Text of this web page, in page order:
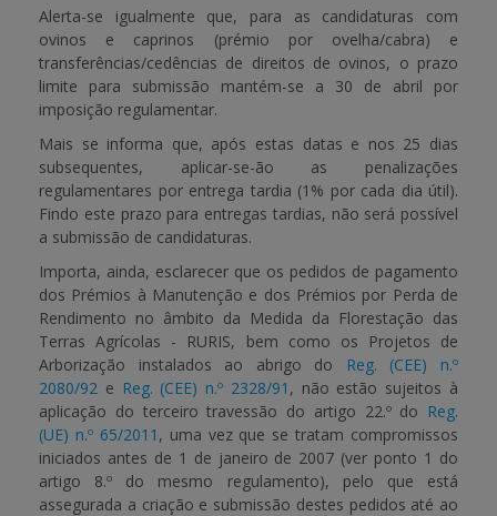
Entrar / Registar
Alerta-se igualmente que, para as candidaturas com
ovinos e caprinos (prémio por ovelha/cabra) e
transferências/cedências de direitos de ovinos, o prazo
limite para submissão mantém-se a 30 de abril por
imposição regulamentar.
Mais se informa que, após estas datas e nos 25 dias
subsequentes, aplicar-se-ão as penalizações
regulamentares por entrega tardia (1% por cada dia útil).
Findo este prazo para entregas tardias, não será possível
a submissão de candidaturas.
Importa, ainda, esclarecer que os pedidos de pagamento
dos Prémios à Manutenção e dos Prémios por Perda de
Rendimento no âmbito da Medida da Florestação das
Terras Agrícolas - RURIS, bem como os Projetos de
Arborização instalados ao abrigo do
Reg. (CEE) n.º
2080/92 e Reg. (CEE) n.º 2328/91 , não estão sujeitos à
aplicação do terceiro travessão do artigo 22.º do Reg.
(UE) n.º 65/2011 , uma vez que se tratam compromissos
iniciados antes de 1 de janeiro de 2007 (ver ponto 1 do
artigo 8.º do mesmo regulamento), pelo que está
assegurada a criação e submissão destes pedidos até ao